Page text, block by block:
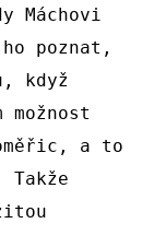
Máchovi
poznat,
když
a to
Takže